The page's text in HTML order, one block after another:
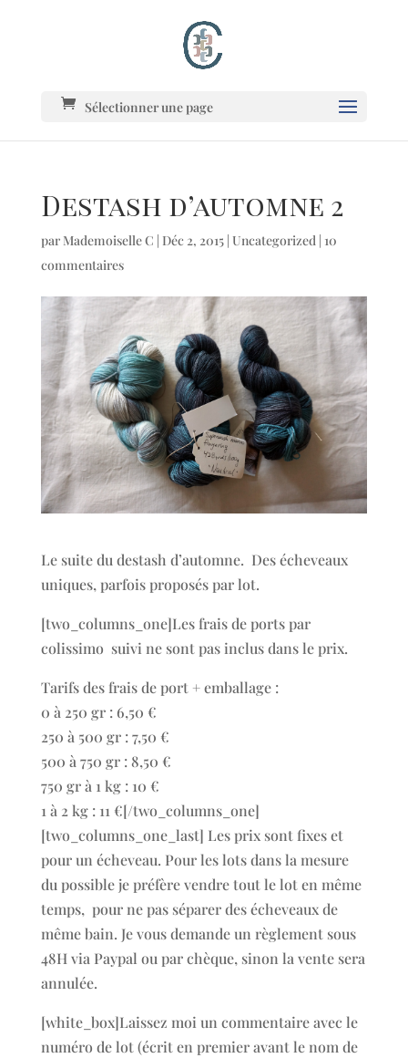
Sélectionner une page
Destash d’automne 2
par Mademoiselle C | Déc 2, 2015| Uncategorized| 10
commentaires
Le suite du destash d’automne. Des écheveaux
uniques, parfois proposés par lot.
[two_columns_one]Les frais de ports par
colissimo suivi ne sont pas inclus dans le prix.
Tarifs des frais de port + emballage :
0 à 250 gr : 6,50 €
250 à 500 gr : 7,50 €
500 à 750 gr : 8,50 €
750 gr à 1 kg : 10 €
1 à 2 kg : 11 €[/two_columns_one]
[two_columns_one_last] Les prix sont fixes et
pour un écheveau. Pour les lots dans la mesure
du possible je préfère vendre tout le lot en même
temps, pour ne pas séparer des écheveaux de
même bain. Je vous demande un règlement sous
48H via Paypal ou par chèque, sinon la vente sera
annulée.
[white_box]Laissez moi un commentaire avec le
numéro de lot (écrit en premier avant le nom de